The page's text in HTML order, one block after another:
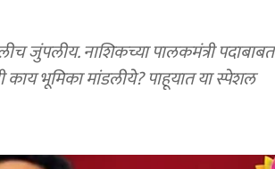
जुंपलीय. नाशिकच्या पालकमंत्री पदाबाबत
भूमिका मांडलीये? पाहूयात या स्पेशल